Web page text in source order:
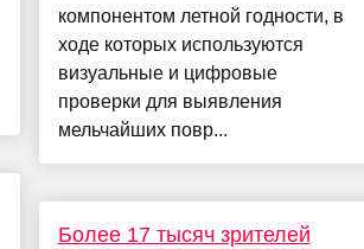
компонентом летной годности, в
ходе которых используются
визуальные и цифровые
проверки для выявления
мельчайших повр...
Более 17 тысяч зрителей